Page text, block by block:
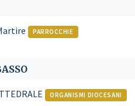
PARROCCHIE
ORGANISMI DIOCESANI